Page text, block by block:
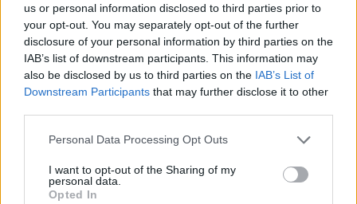
us or personal information disclosed to third parties prior to
your opt-out. You may separately opt-out of the further
disclosure of your personal information by third parties on the
IAB’s list of downstream participants. This information may
also be disclosed by us to third parties on the IAB’s List of
Downstream Participants that may further disclose it to other
Personal Data Processing Opt Outs
I want to opt-out of the Sharing of my
personal data.
Opted In
ESG Report 2025: Πώς η ΑΒ Βασιλόπουλος μετατρέπει τη
βιωσιμότητα σε καθημερινή πράξη
ΠΕΡΙΣΣΌΤΕΡΑ ΣΕ ΑΥΤΉ ΤΗΝ ΚΑΤΗΓΟΡΊΑ